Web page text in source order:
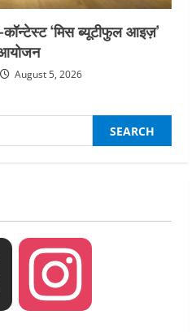
‘मिस ब्यूटीफुल आइज़’
August 5, 2026
Threads
6, 2026
NEWS
2026 के सब-कॉन्टेस्ट ‘मिस
एवं ‘मिस ब्यूटीफुल हेयर’ का